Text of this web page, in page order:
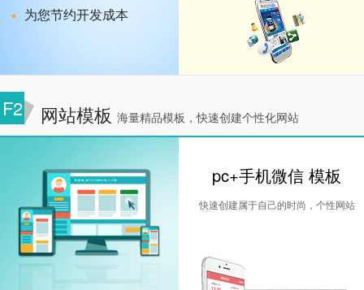
为您节约开发成本
F2 网站模板 海量精品模板，快速创建个性化网站
pc+手机微信 模板
快速创建属于自己的时尚，个性网站